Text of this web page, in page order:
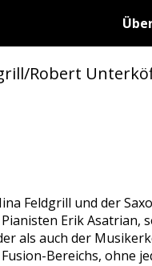
Robert
Feldgrill und der
Erik Asatrian,
als auch der
Bereichs, ohne